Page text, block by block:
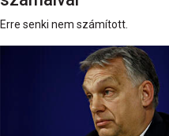
Erre senki nem számított.